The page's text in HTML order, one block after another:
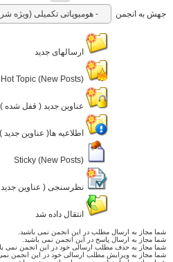
به انجمن
ارسالهای جدید
Hot Topic (New Posts)
عناوین جدید ( قفل شده )
اطلاعیه ها( عناوین جدید )
Sticky (New Posts)
نظرسنجی ( عناوین جدید )
انتقال داده شد
به ارسال مطلب در این انجمن نمی باشید.
به ارسال پاسخ در این انجمن نمی باشید.
به حذف مطلب ارسالی خود در این انجمن نمی باشید.
به ویرایش مطلب ارسالی خود در این انجمن نمی باشید.